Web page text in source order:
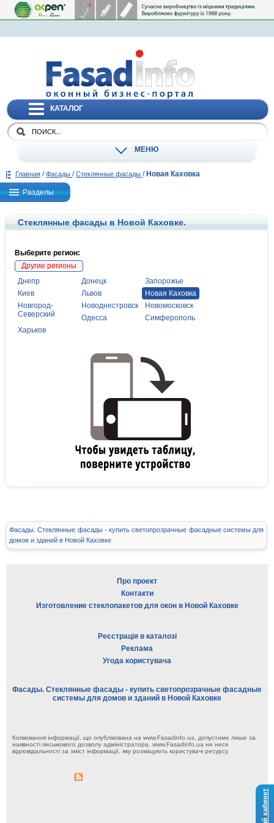
КАТАЛОГ
МЕНЮ
Главная / Фасады / Стеклянные фасады / Новая Каховка
Разделы
Стеклянные фасады в Новой Каховке.
Выберите регион:
Другие регионы
Днепр
Донецк
Запорожье
Киев
Львов
Новая Каховка
Новгород-
Северский
Новоднестровск
Новомосковск
Одесса
Симферополь
Харьков
Фасады. Стеклянные фасады - купить светопрозрачные фасадные системы для
домов и зданий в Новой Каховке
Про проект
Контакти
Изготовление стеклопакетов для окон в Новой Каховке
Реєстрація в каталозі
Реклама
Угода користувача
Фасады. Стеклянные фасады - купить светопрозрачные фасадные
системы для домов и зданий в Новой Каховке
Копіювання інформації, що опублікована на www.Fasadinfo.ua, допустиме лише за
наявності письмового дозволу адміністратора. www.Fasadinfo.ua не несе
відповідальності за зміст інформації, яку розміщують користувачі ресурсу.